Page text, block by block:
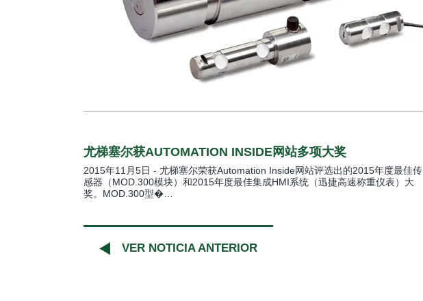
尤梯塞尔获AUTOMATION INSIDE网站多项大奖
2015年11月5日 - 尤梯塞尔荣获Automation Inside网站评选出的2015年度最佳传
感器（MOD.300模块）和2015年度最佳集成HMI系统（迅捷高速称重仪表）大
奖。MOD.300型�…
VER NOTICIA ANTERIOR